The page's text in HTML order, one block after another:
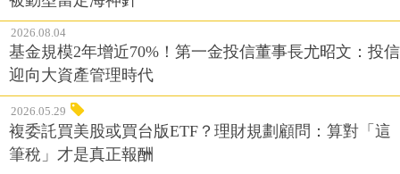
2026.08.04
基金規模2年增近70%！第一金投信董事長尤昭文：投信
迎向大資產管理時代
2026.05.29
複委託買美股或買台版ETF？理財規劃顧問：算對「這
筆稅」才是真正報酬